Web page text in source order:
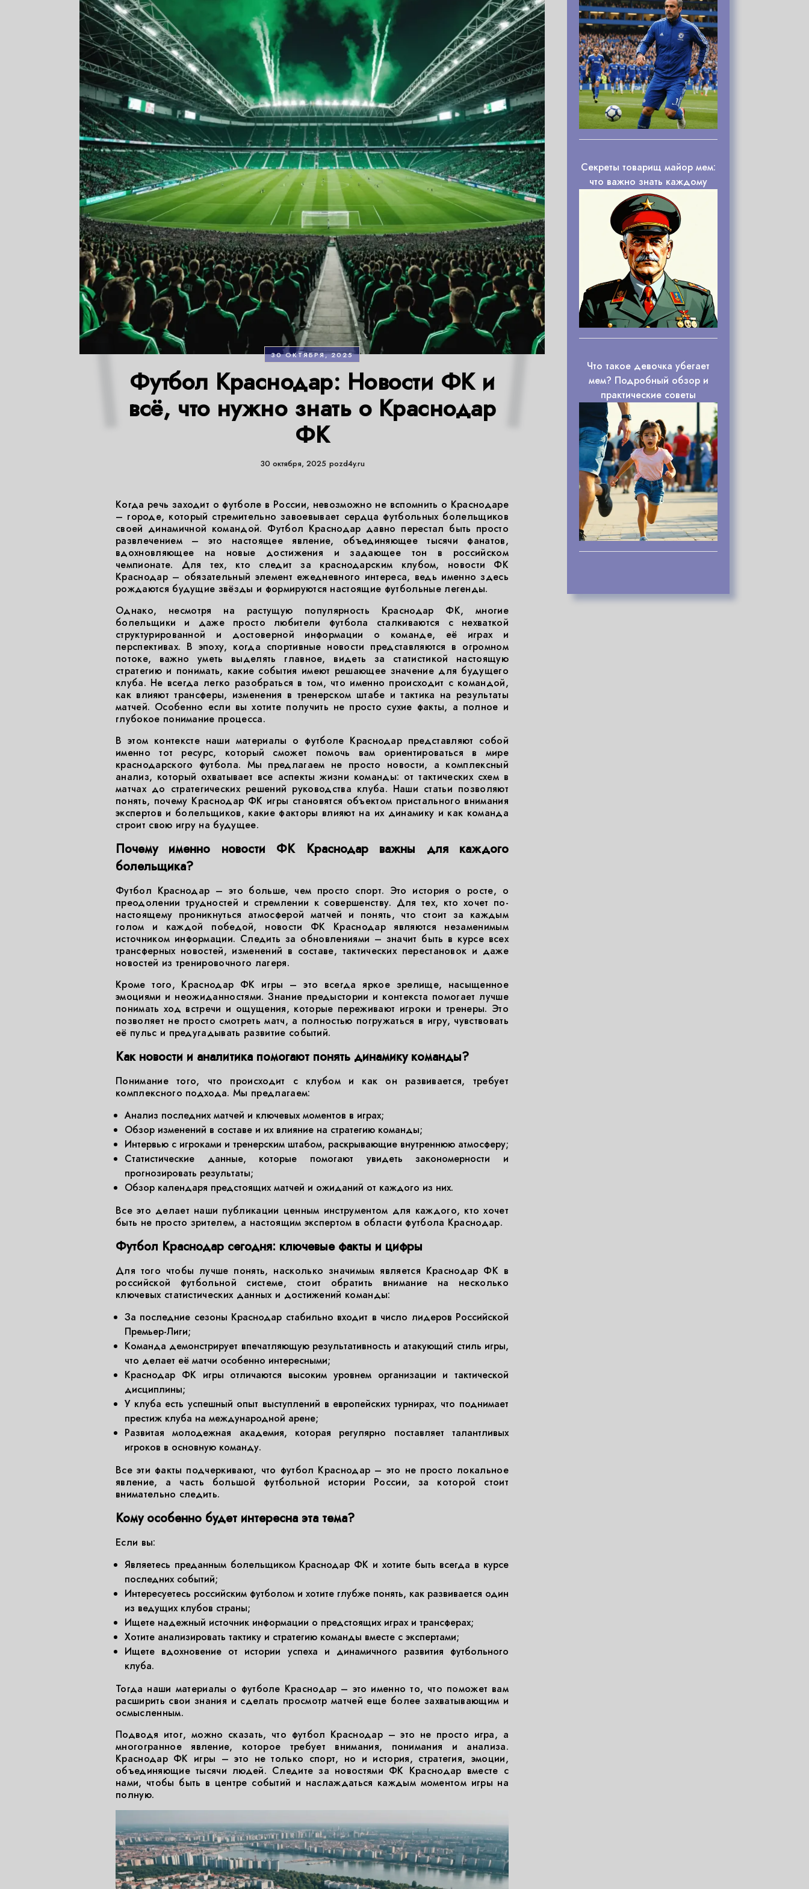
30 ОКТЯБРЯ, 2025
Футбол Краснодар: Новости ФК и
всё, что нужно знать о Краснодар
ФК
30 октября, 2025 pozd4y.ru
Когда речь заходит о футболе в России, невозможно не вспомнить о Краснодаре
– городе, который стремительно завоевывает сердца футбольных болельщиков
своей динамичной командой. Футбол Краснодар давно перестал быть просто
развлечением – это настоящее явление, объединяющее тысячи фанатов,
вдохновляющее на новые достижения и задающее тон в российском
чемпионате. Для тех, кто следит за краснодарским клубом, новости ФК
Краснодар – обязательный элемент ежедневного интереса, ведь именно здесь
рождаются будущие звёзды и формируются настоящие футбольные легенды.
Однако, несмотря на растущую популярность Краснодар ФК, многие
болельщики и даже просто любители футбола сталкиваются с нехваткой
структурированной и достоверной информации о команде, её играх и
перспективах. В эпоху, когда спортивные новости представляются в огромном
потоке, важно уметь выделять главное, видеть за статистикой настоящую
стратегию и понимать, какие события имеют решающее значение для будущего
клуба. Не всегда легко разобраться в том, что именно происходит с командой,
как влияют трансферы, изменения в тренерском штабе и тактика на результаты
матчей. Особенно если вы хотите получить не просто сухие факты, а полное и
глубокое понимание процесса.
В этом контексте наши материалы о футболе Краснодар представляют собой
именно тот ресурс, который сможет помочь вам ориентироваться в мире
краснодарского футбола. Мы предлагаем не просто новости, а комплексный
анализ, который охватывает все аспекты жизни команды: от тактических схем в
матчах до стратегических решений руководства клуба. Наши статьи позволяют
понять, почему Краснодар ФК игры становятся объектом пристального внимания
экспертов и болельщиков, какие факторы влияют на их динамику и как команда
строит свою игру на будущее.
Почему именно новости ФК Краснодар важны для каждого
болельщика?
Футбол Краснодар – это больше, чем просто спорт. Это история о росте, о
преодолении трудностей и стремлении к совершенству. Для тех, кто хочет по-
настоящему проникнуться атмосферой матчей и понять, что стоит за каждым
голом и каждой победой, новости ФК Краснодар являются незаменимым
источником информации. Следить за обновлениями – значит быть в курсе всех
трансферных новостей, изменений в составе, тактических перестановок и даже
новостей из тренировочного лагеря.
Кроме того, Краснодар ФК игры – это всегда яркое зрелище, насыщенное
эмоциями и неожиданностями. Знание предыстории и контекста помогает лучше
понимать ход встречи и ощущения, которые переживают игроки и тренеры. Это
позволяет не просто смотреть матч, а полностью погружаться в игру, чувствовать
её пульс и предугадывать развитие событий.
Как новости и аналитика помогают понять динамику команды?
Понимание того, что происходит с клубом и как он развивается, требует
комплексного подхода. Мы предлагаем:
Анализ последних матчей и ключевых моментов в играх;
Обзор изменений в составе и их влияние на стратегию команды;
Интервью с игроками и тренерским штабом, раскрывающие внутреннюю атмосферу;
Статистические данные, которые помогают увидеть закономерности и
прогнозировать результаты;
Обзор календаря предстоящих матчей и ожиданий от каждого из них.
Все это делает наши публикации ценным инструментом для каждого, кто хочет
быть не просто зрителем, а настоящим экспертом в области футбола Краснодар.
Футбол Краснодар сегодня: ключевые факты и цифры
Для того чтобы лучше понять, насколько значимым является Краснодар ФК в
российской футбольной системе, стоит обратить внимание на несколько
ключевых статистических данных и достижений команды:
За последние сезоны Краснодар стабильно входит в число лидеров Российской
Премьер-Лиги;
Команда демонстрирует впечатляющую результативность и атакующий стиль игры,
что делает её матчи особенно интересными;
Краснодар ФК игры отличаются высоким уровнем организации и тактической
дисциплины;
У клуба есть успешный опыт выступлений в европейских турнирах, что поднимает
престиж клуба на международной арене;
Развитая молодежная академия, которая регулярно поставляет талантливых
игроков в основную команду.
Все эти факты подчеркивают, что футбол Краснодар – это не просто локальное
явление, а часть большой футбольной истории России, за которой стоит
внимательно следить.
Кому особенно будет интересна эта тема?
Если вы:
Являетесь преданным болельщиком Краснодар ФК и хотите быть всегда в курсе
последних событий;
Интересуетесь российским футболом и хотите глубже понять, как развивается один
из ведущих клубов страны;
Ищете надежный источник информации о предстоящих играх и трансферах;
Хотите анализировать тактику и стратегию команды вместе с экспертами;
Ищете вдохновение от истории успеха и динамичного развития футбольного
клуба.
Тогда наши материалы о футболе Краснодар – это именно то, что поможет вам
расширить свои знания и сделать просмотр матчей еще более захватывающим и
осмысленным.
Подводя итог, можно сказать, что футбол Краснодар – это не просто игра, а
многогранное явление, которое требует внимания, понимания и анализа.
Краснодар ФК игры – это не только спорт, но и история, стратегия, эмоции,
объединяющие тысячи людей. Следите за новостями ФК Краснодар вместе с
нами, чтобы быть в центре событий и наслаждаться каждым моментом игры на
полную.
Секреты товарищ майор мем:
что важно знать каждому
Что такое девочка убегает
мем? Подробный обзор и
практические советы